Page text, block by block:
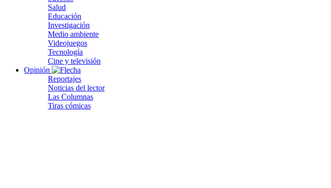
Salud
Educación
Investigación
Medio ambiente
Videojuegos
Tecnología
Cine y televisión
Opinión
Reportajes
Noticias del lector
Las Columnas
Tiras cómicas